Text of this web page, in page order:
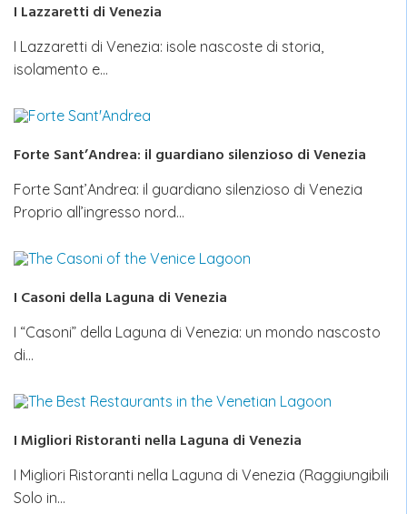
I Lazzaretti di Venezia
I Lazzaretti di Venezia: isole nascoste di storia,
isolamento e…
Forte Sant’Andrea: il guardiano silenzioso di Venezia
Forte Sant’Andrea: il guardiano silenzioso di Venezia
Proprio all’ingresso nord…
I Casoni della Laguna di Venezia
I “Casoni” della Laguna di Venezia: un mondo nascosto
di…
I Migliori Ristoranti nella Laguna di Venezia
I Migliori Ristoranti nella Laguna di Venezia (Raggiungibili
Solo in…